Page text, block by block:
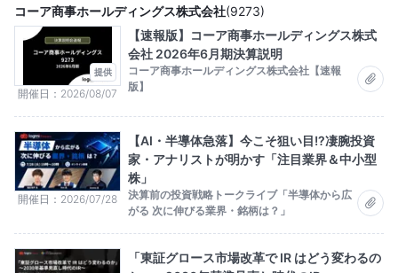
提供
開催日 2026/08/07
コーア商事ホールディングス株式会社(9273)
【速報版】コーア商事ホールディングス株式
会社 2026年6月期決算説明
コーア商事ホールディングス株式会社【速報
版】
開催日 2026/07/28
【AI・半導体急落】今こそ狙い目!?凄腕投資
家・アナリストが明かす「注目業界＆中小型
株」
決算前の投資戦略トークライブ「半導体から広
がる 次に伸びる業界・銘柄は？」
「東証グロース市場改革で IR はどう変わるの